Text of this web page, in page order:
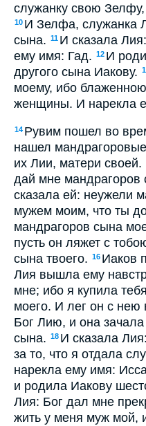
служанку свою
10 И Зелфа, служанка
сына. 11 И сказала
ему имя: Гад. 12 И
другого сына Иакову.
моему, ибо
женщины. И нарекла
14 Рувим пошел во
нашел
их Лии, матери
дай мне мандрагоров
сказала ей: неужели
мужем моим, что ты
мандрагоров сына
пусть он ляжет с
сына твоего. 16 Иаков
Лия вышла ему
мне; ибо я купила
моего. И лег он с нею
Бог Лию, и она
сына. 18 И сказала
за то, что я отдала
нарекла ему имя:
и родила Иакову
Лия: Бог дал мне
жить у меня муж мой,